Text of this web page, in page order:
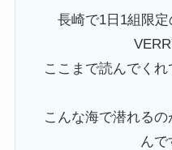
長崎で1日1組限
ここまで読んでく
こんな海で潜れる
んで